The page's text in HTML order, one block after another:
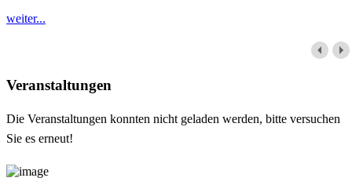
weiter...
Veranstaltungen
Die Veranstaltungen konnten nicht geladen werden, bitte versuchen
Sie es erneut!